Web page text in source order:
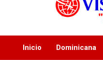
Visitantes
Inicio Dominicana